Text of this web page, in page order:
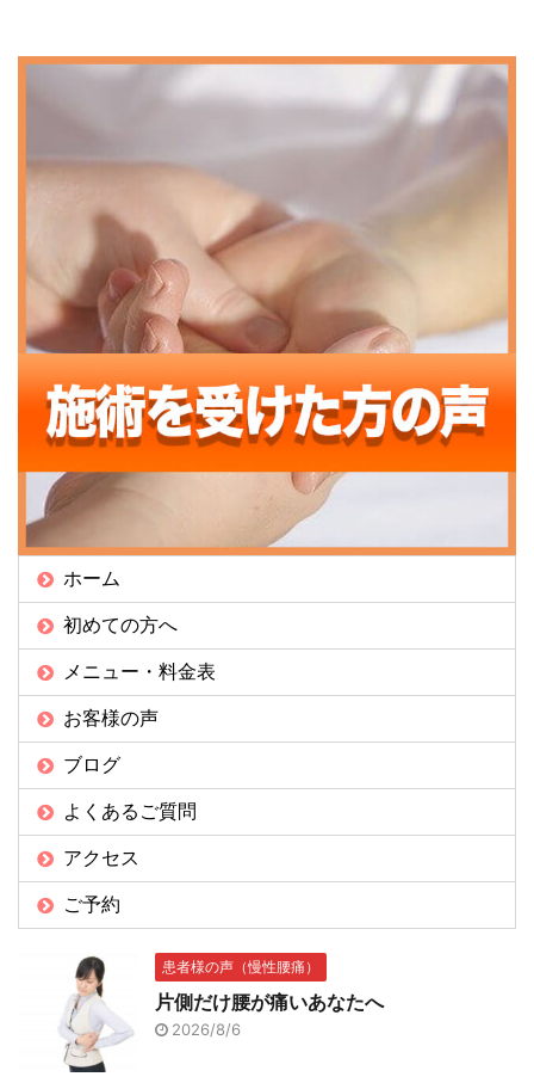
ホーム
初めての方へ
メニュー・料金表
お客様の声
ブログ
よくあるご質問
アクセス
ご予約
患者様の声（慢性腰痛）
片側だけ腰が痛いあなたへ
2026/8/6